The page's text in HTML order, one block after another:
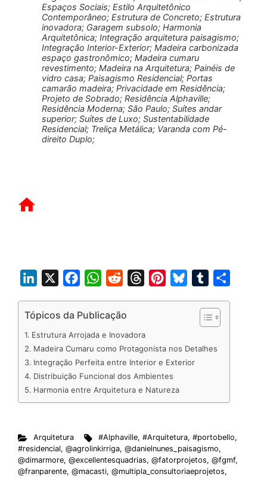
Espaços Sociais; Estilo Arquitetônico
Contemporâneo; Estrutura de Concreto; Estrutura
inovadora; Garagem subsolo; Harmonia
Arquitetônica; Integração arquitetura paisagismo;
Integração Interior-Exterior; Madeira carbonizada
espaço gastronômico; Madeira cumaru
revestimento; Madeira na Arquitetura; Painéis de
vidro casa; Paisagismo Residencial; Portas
camarão madeira; Privacidade em Residência;
Projeto de Sobrado; Residência Alphaville;
Residência Moderna; São Paulo; Suítes andar
superior; Suítes de Luxo; Sustentabilidade
Residencial; Treliça Metálica; Varanda com Pé-
direito Duplo;
n
e
d
I
n
c
b
o
o
k
W
a
s
A
p
p
d
i
t
a
d
s
e
r
e
s
s
k
m
b
l
Tópicos da Publicação
Estrutura Arrojada e Inovadora
Madeira Cumaru como Protagonista nos Detalhes
Integração Perfeita entre Interior e Exterior
Distribuição Funcional dos Ambientes
Harmonia entre Arquitetura e Natureza
Arquitetura #Alphaville,#Arquitetura,#portobello,
#residencial, @agrolinkirriga, @danielnunes_paisagismo,
@dimarmore, @excellentesquadrias, @fatorprojetos, @fgmf,
@franparente, @macasti, @multipla_consultoriaeprojetos,